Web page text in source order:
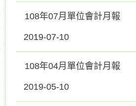
108年07月單位會計月報
2019-07-10
108年04月單位會計月報
2019-05-10